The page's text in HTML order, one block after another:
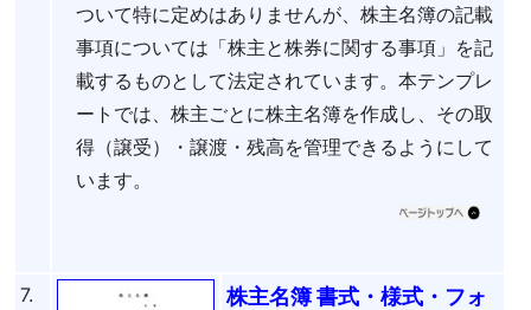
ついて特に定めはありませんが、株主名簿の記載
事項については「株主と株券に関する事項」を記
載するものとして法定されています。本テンプレ
ートでは、株主ごとに株主名簿を作成し、その取
得（譲受）・譲渡・残高を管理できるようにして
います。
7.
株主名簿 書式・様式・フォ